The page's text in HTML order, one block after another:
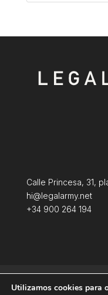
Calle Princesa, 31,
hi@legalarmy.net
+34 900 264 194
Utilizamos cookies para